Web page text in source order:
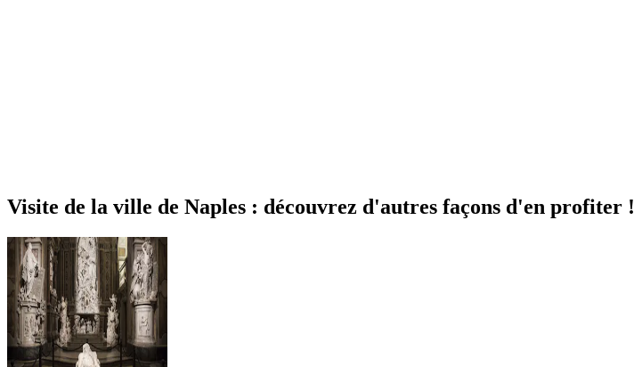
Visite de la ville de Naples : découvrez d'autres façons d'en profiter !